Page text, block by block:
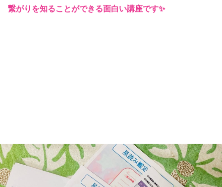
繋がりを知ることができる面白い講座です✨